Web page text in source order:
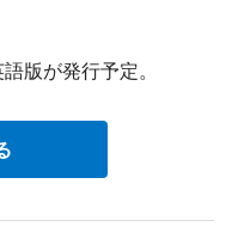
版が発行予定。